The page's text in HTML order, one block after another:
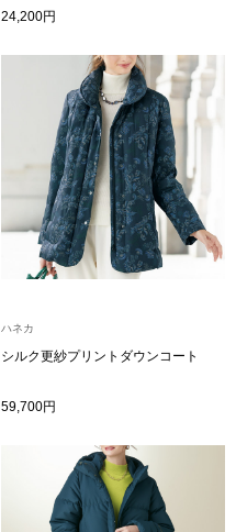
ブルゾン
その他
トップス
Tシャツ／カッ
タンクトップ
トレーナー／
24,200円
ハネカ
シルク更紗プリントダウンコート
59,700円